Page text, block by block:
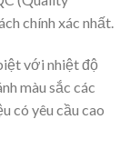
chính xác nhất.
với nhiệt độ
màu sắc các
có yêu cầu cao